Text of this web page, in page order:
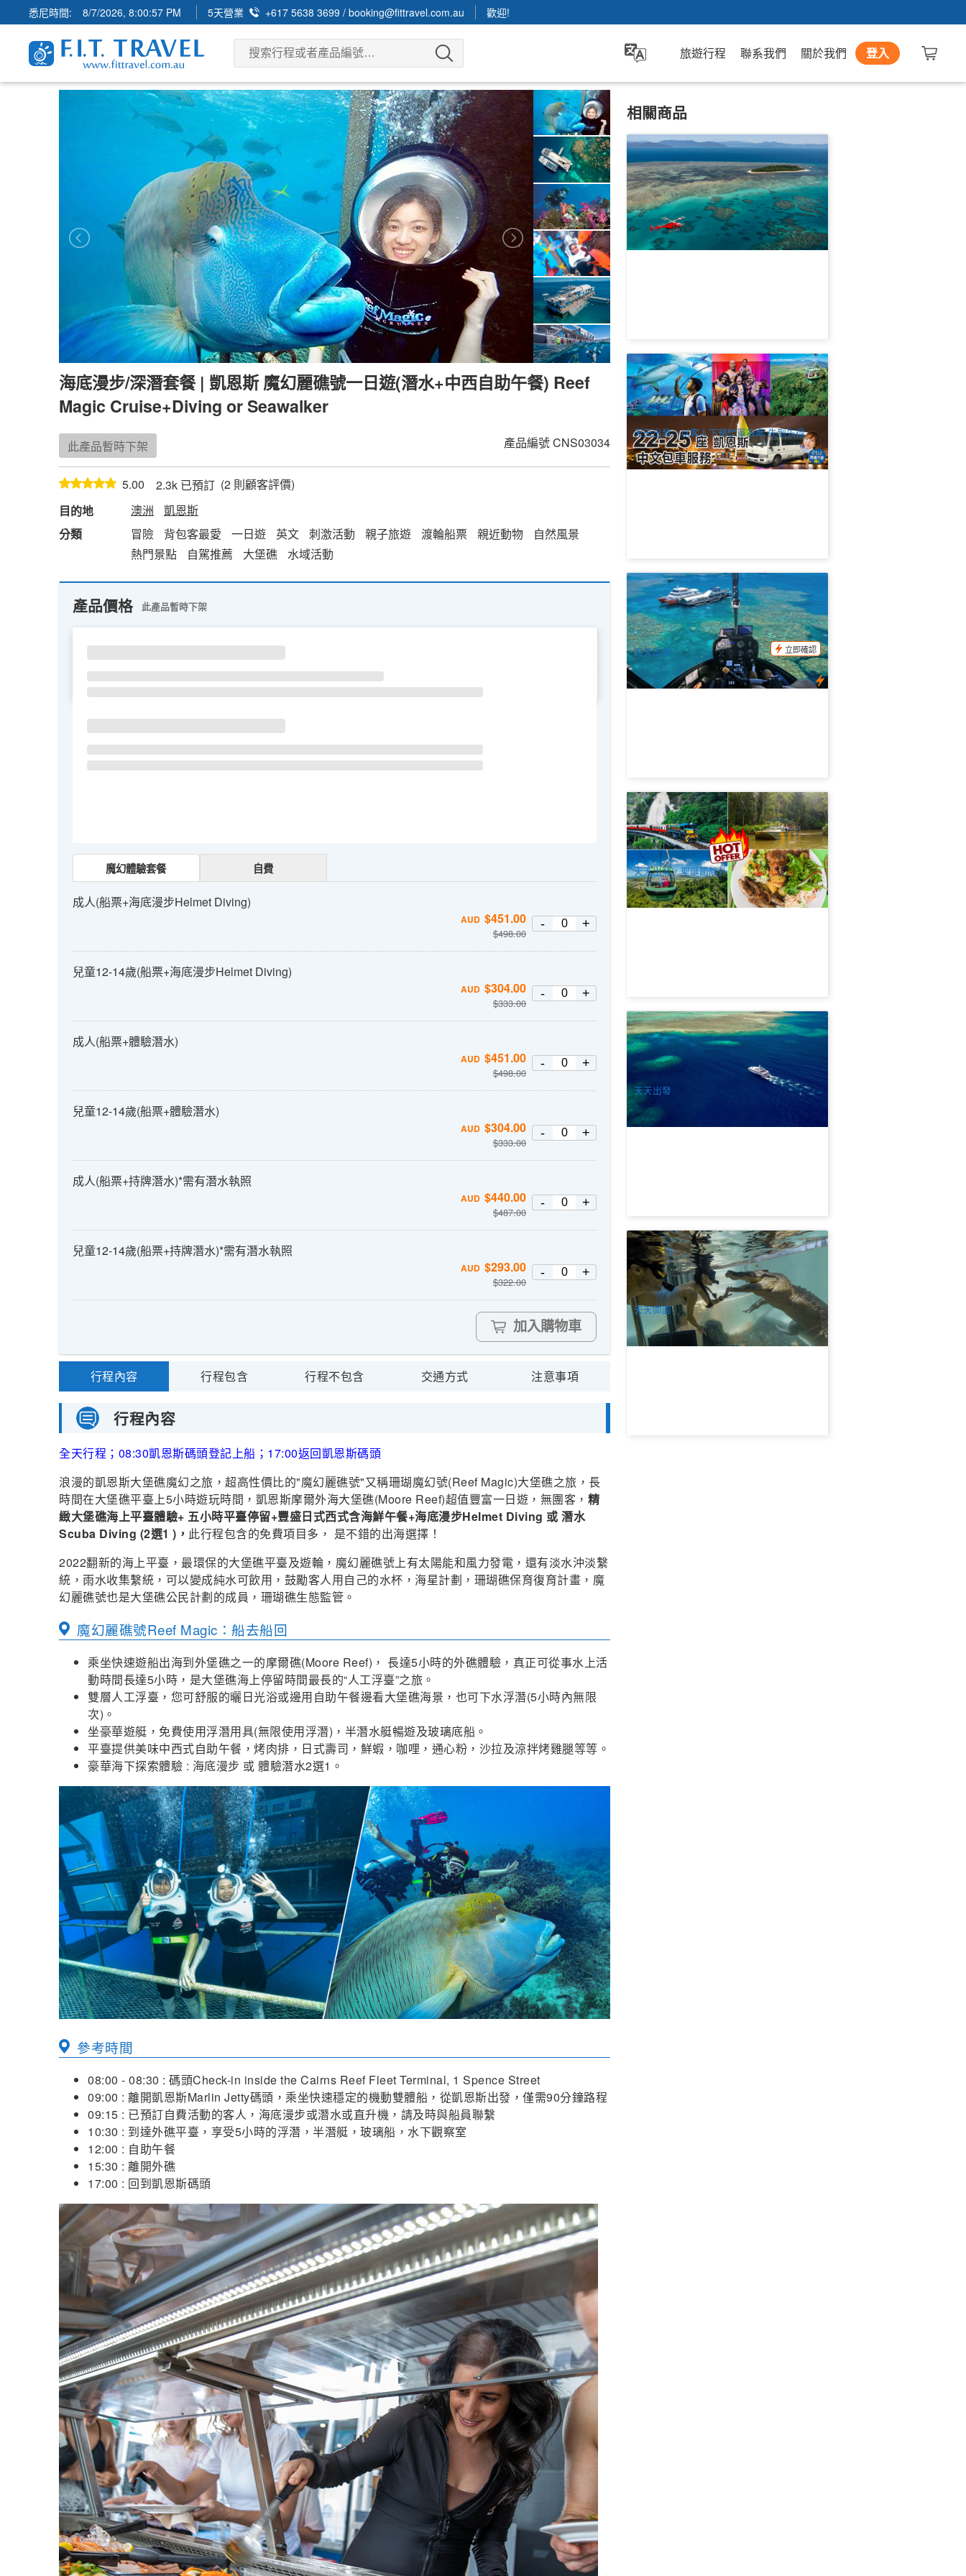
悉尼時間: 8/7/2026, 8:00:58 PM 5天營業 +617 5638 3699 /booking@fittravel.com.au 歡迎!
旅遊行程 聯系我們 關於我們 登入
海底漫步/深潛套餐 | 凱恩斯 魔幻麗礁號一日遊(潛水+中西自助午餐) Reef
Magic Cruise+Diving or Seawalker
此產品暫時下架 產品編號CNS03034
5.00 2.3k 已預訂 (2 則顧客評價)
目的地
澳洲
凱恩斯
分類
冒險 背包客最愛 一日遊 英文 刺激活動 親子旅遊 渡輪船票 親近動物
自然風景
熱門景點
自駕推薦 大堡礁 水域活動
產品價格 此產品暫時下架
SU MO TU WE
魔幻體驗套餐 自費
成人(船票+海底漫步Helmet Diving)
AUD $451.00
$498.00
- +
兒童12-14歲(船票+海底漫步Helmet Diving)
AUD $304.00
$333.00
- +
成人(船票+體驗潛水)
AUD $451.00
$498.00
- +
兒童12-14歲(船票+體驗潛水)
AUD $304.00
$333.00
- +
成人(船票+持牌潛水)*需有潛水執照
AUD $440.00
$487.00
- +
兒童12-14歲(船票+持牌潛水)*需有潛水執照
AUD $293.00
$322.00
- +
加入購物車
行程內容 行程包含 行程不包含 交通方式 注意事項
行程內容
全天行程；08:30凱恩斯碼頭登記上船；17:00返回凱恩斯碼頭
浪漫的凱恩斯大堡礁魔幻之旅，超高性價比的"魔幻麗礁號"又稱珊瑚魔幻號(Reef Magic)大堡礁之旅，長
時間在大堡礁平臺上5小時遊玩時間，凱恩斯摩爾外海大堡礁(Moore Reef)超值豐富一日遊，無團客， 精
緻大堡礁海上平臺體驗+ 五小時平臺停留+豐盛日式西式含海鮮午餐+海底漫步Helmet Diving 或 潛水
Scuba Diving (2選1 )， 此行程包含的免費項目多， 是不錯的出海選擇！
2022翻新的海上平臺，最環保的大堡礁平臺及遊輪，魔幻麗礁號上有太陽能和風力發電，還有淡水沖淡繫
統，雨水收集繫統，可以變成純水可飲用，鼓勵客人用自己的水杯，海星計劃，珊瑚礁保育復育計畫，魔
幻麗礁號也是大堡礁公民計劃的成員，珊瑚礁生態監管。
魔幻麗礁號Reef Magic：船去船回
乘坐快速遊船出海到外堡礁之一的摩爾礁(Moore Reef)， 長達5小時的外礁體驗，真正可從事水上活
動時間長達5小時，是大堡礁海上停留時間最長的“人工浮臺”之旅。
雙層人工浮臺，您可舒服的曬日光浴或邊用自助午餐邊看大堡礁海景，也可下水浮潛(5小時內無限
次)。
坐豪華遊艇，免費使用浮潛用具(無限使用浮潛)，半潛水艇暢遊及玻璃底船。
平臺提供美味中西式自助午餐，烤肉排，日式壽司，鮮蝦，咖哩，通心粉，沙拉及涼拌烤雞腿等等。
豪華海下探索體驗 : 海底漫步 或 體驗潛水2選1。
參考時間
08:00 - 08:30 : 碼頭Check-in inside the Cairns Reef Fleet Terminal, 1 Spence Street
09:00 : 離開凱恩斯Marlin Jetty碼頭，乘坐快速穩定的機動雙體船，從凱恩斯出發，僅需90分鐘路程
09:15 : 已預訂自費活動的客人，海底漫步或潛水或直升機，請及時與船員聯繫
10:30 : 到達外礁平臺，享受5小時的浮潛，半潛艇，玻璃船，水下觀察室
12:00 : 自助午餐
15:30 : 離開外礁
17:00 : 回到凱恩斯碼頭
相關商品
鳥瞰大堡礁 | 綠島10分鐘直升機套餐 / 飛
去船回可選 (Green Island Cruise and
Helicopter Scenic)
1k 已預訂
AUD $342.00 $365.00 CNS03344
22-25座凱恩斯中文包車服務(機場酒店接
送、市區觀光、景點暢遊、跨城接駁)
982 已預訂
AUD $195.00
CNS03563
天天出發，以客人下預定單為準 先到先得
鳥瞰大堡礁 | 太陽戀人號摩爾礁平臺一日
遊+豪華直升機觀光體驗 (Sunlover Moore
Reef Pontoon + Helicopter Scenic Flight
Combo)
1.7k 已預訂
AUD $453.00 $507.00
CNS03036
天天出發
立即確認
庫蘭達熱帶雨林公園全包一票到底1日遊
(野生動物園+水陸兩用車+土著文化體驗
+纜車+觀光火車+BBQ午餐)
387 已預訂
AUD $285.00 $306.00
CNS03266
天天出發，聖誕節除外
藍海追尋號(Aqua Quest) 凱恩斯大堡礁浮
潛一日遊
2.2k 已預訂
AUD $262.00
CNS03110
天天出發
與鱷魚共泳 | 道格拉斯港 野生動物棲息地
門票 或 升級鱷魚浮潛體驗 (Wildlife
Habitat Port Douglas - Swim With The
Salties)
164 已預訂
AUD $49.00 $50.00
CNS03356
天天開園